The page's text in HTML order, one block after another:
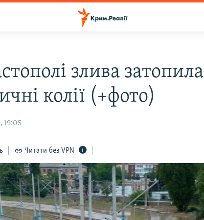
злива затопила
колії (+фото)
19:05
Читати без VPN